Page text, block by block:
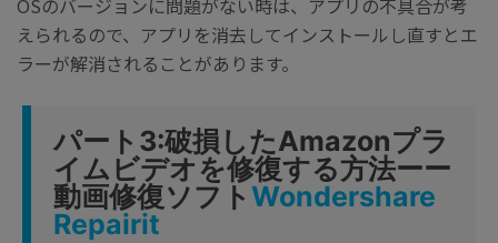
OSのバージョンに問題がない時は、アプリの不具合が考
えられるので、アプリを消去してインストールし直すとエ
ラーが解消されることがあります。
パート3:破損したAmazonプラ
イムビデオを修復する方法ーー
動画修復ソフト Wondershare
Repairit